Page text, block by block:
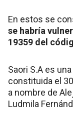
En estos se
se habría
19359 del
Saori S.A es
constituida el
a nombre de
Ludmila